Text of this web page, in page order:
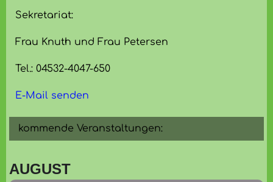
Sekretariat:
Frau Knuth und Frau Petersen
Tel.: 04532-4047-650
E-Mail senden
kommende Veranstaltungen:
AUGUST